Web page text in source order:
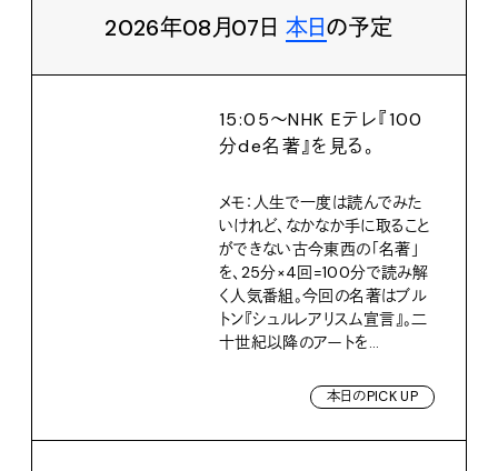
2026年08月07日 本日の予定
15:05〜NHK Eテレ『100
分de名著』を見る。
メモ：人生で一度は読んでみた
いけれど、なかなか手に取ること
ができない古今東西の「名著」
を、25分×4回=100分で読み解
く人気番組。今回の名著はブル
トン『シュルレアリスム宣言』。二
十世紀以降のアートを...
本日のPICK UP